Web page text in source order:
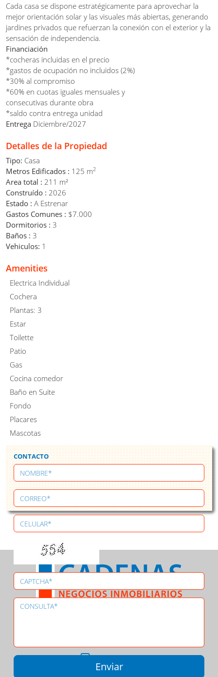
Cada casa se dispone estratégicamente para aprovechar la
mejor orientación solar y las visuales más abiertas, generando
jardines privados que refuerzan la conexión con el exterior y la
sensación de independencia.
Financiación
*cocheras incluidas en el precio
*gastos de ocupación no incluidos (2%)
*30% al compromiso
*60% en cuotas iguales mensuales y
consecutivas durante obra
*saldo contra entrega unidad
Entrega Diciembre/2027
Detalles de la Propiedad
Tipo: Casa
Metros Edificados : 125 m2
Area total : 211 m²
Construído : 2026
Estado : A Estrenar
Gastos Comunes : $7.000
Dormitorios : 3
Baños : 3
Vehiculos: 1
Amenities
Electrica Individual
Cochera
Plantas: 3
Estar
Toilette
Patio
Gas
Cocina comedor
Baño en Suite
Fondo
Placares
Mascotas
CONTACTO
098 305 073